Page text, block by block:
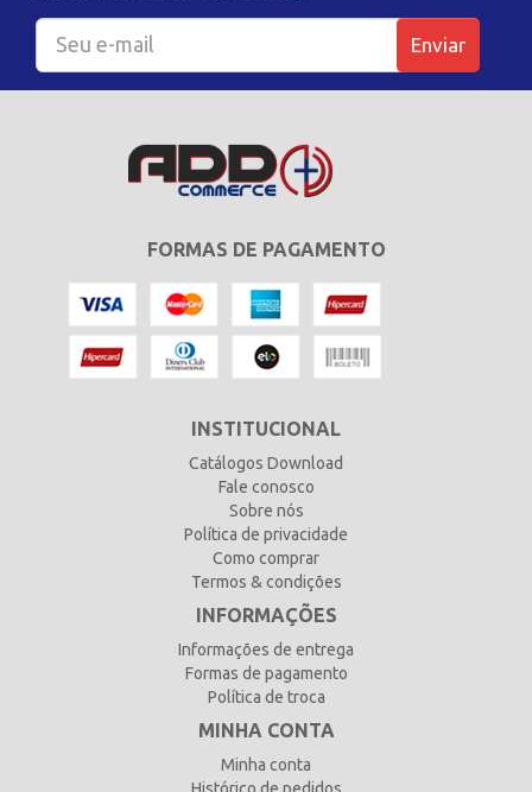
Enviar
FORMAS DE PAGAMENTO
INSTITUCIONAL
Catálogos Download
Fale conosco
Sobre nós
Política de privacidade
Como comprar
Termos & condições
INFORMAÇÕES
Informações de entrega
Formas de pagamento
Política de troca
MINHA CONTA
Minha conta
Histórico de pedidos